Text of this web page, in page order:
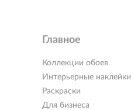
Главное
Коллекции обоев
Интерьерные наклейки
Раскраски
Для бизнеса